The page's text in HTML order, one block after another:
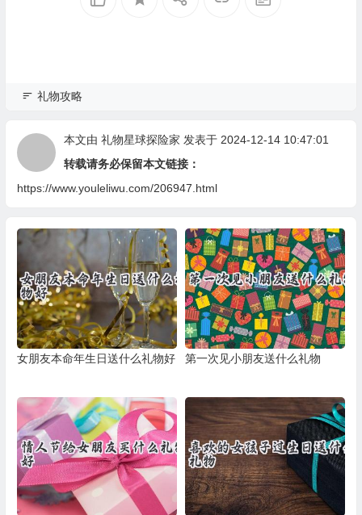
礼物攻略
本文由 礼物星球探险家 发表于 2024-12-14 10:47:01
转载请务必保留本文链接：
https://www.youleliwu.com/206947.html
女朋友本命年生日送什么礼物好 第一次见小朋友送什么礼物